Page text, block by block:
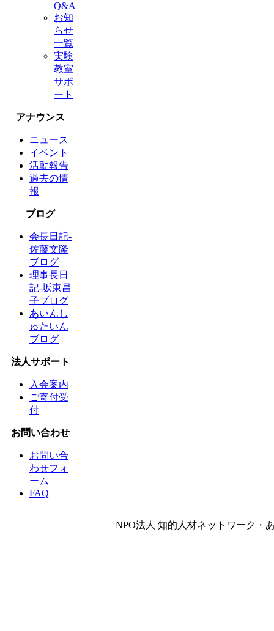
Q&A
お知
らせ
一覧
実験
教室
サポ
ート
アナウンス
ニュース
イベント
活動報告
過去の情
報
ブログ
会長日記-
佐藤文隆
ブログ
理事長日
記-坂東昌
子ブログ
あいんし
ゅたいん
ブログ
法人サポート
入会案内
ご寄付受
付
お問い合わせ
お問い合
わせフォ
ーム
FAQ
NPO法人 知的人材ネットワーク・